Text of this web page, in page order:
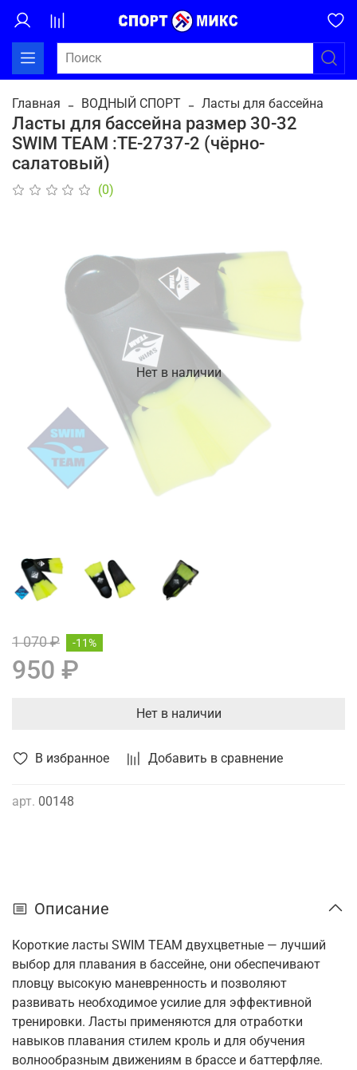
Главная ВОДНЫЙ СПОРТ Ласты для бассейна
Ласты для бассейна размер 30-32
SWIM TEAM :TE-2737-2 (чёрно-
салатовый)
(0)
В избранное Добавить в сравнение
арт. 00148
Нет в наличии
1 070 ₽
950 ₽
-11%
Нет в наличии
Описание
Короткие ласты SWIM TEAM двухцветные — лучший
выбор для плавания в бассейне, они обеспечивают
пловцу высокую маневренность и позволяют
развивать необходимое усилие для эффективной
тренировки. Ласты применяются для отработки
навыков плавания стилем кроль и для обучения
волнообразным движениям в брассе и баттерфляе.